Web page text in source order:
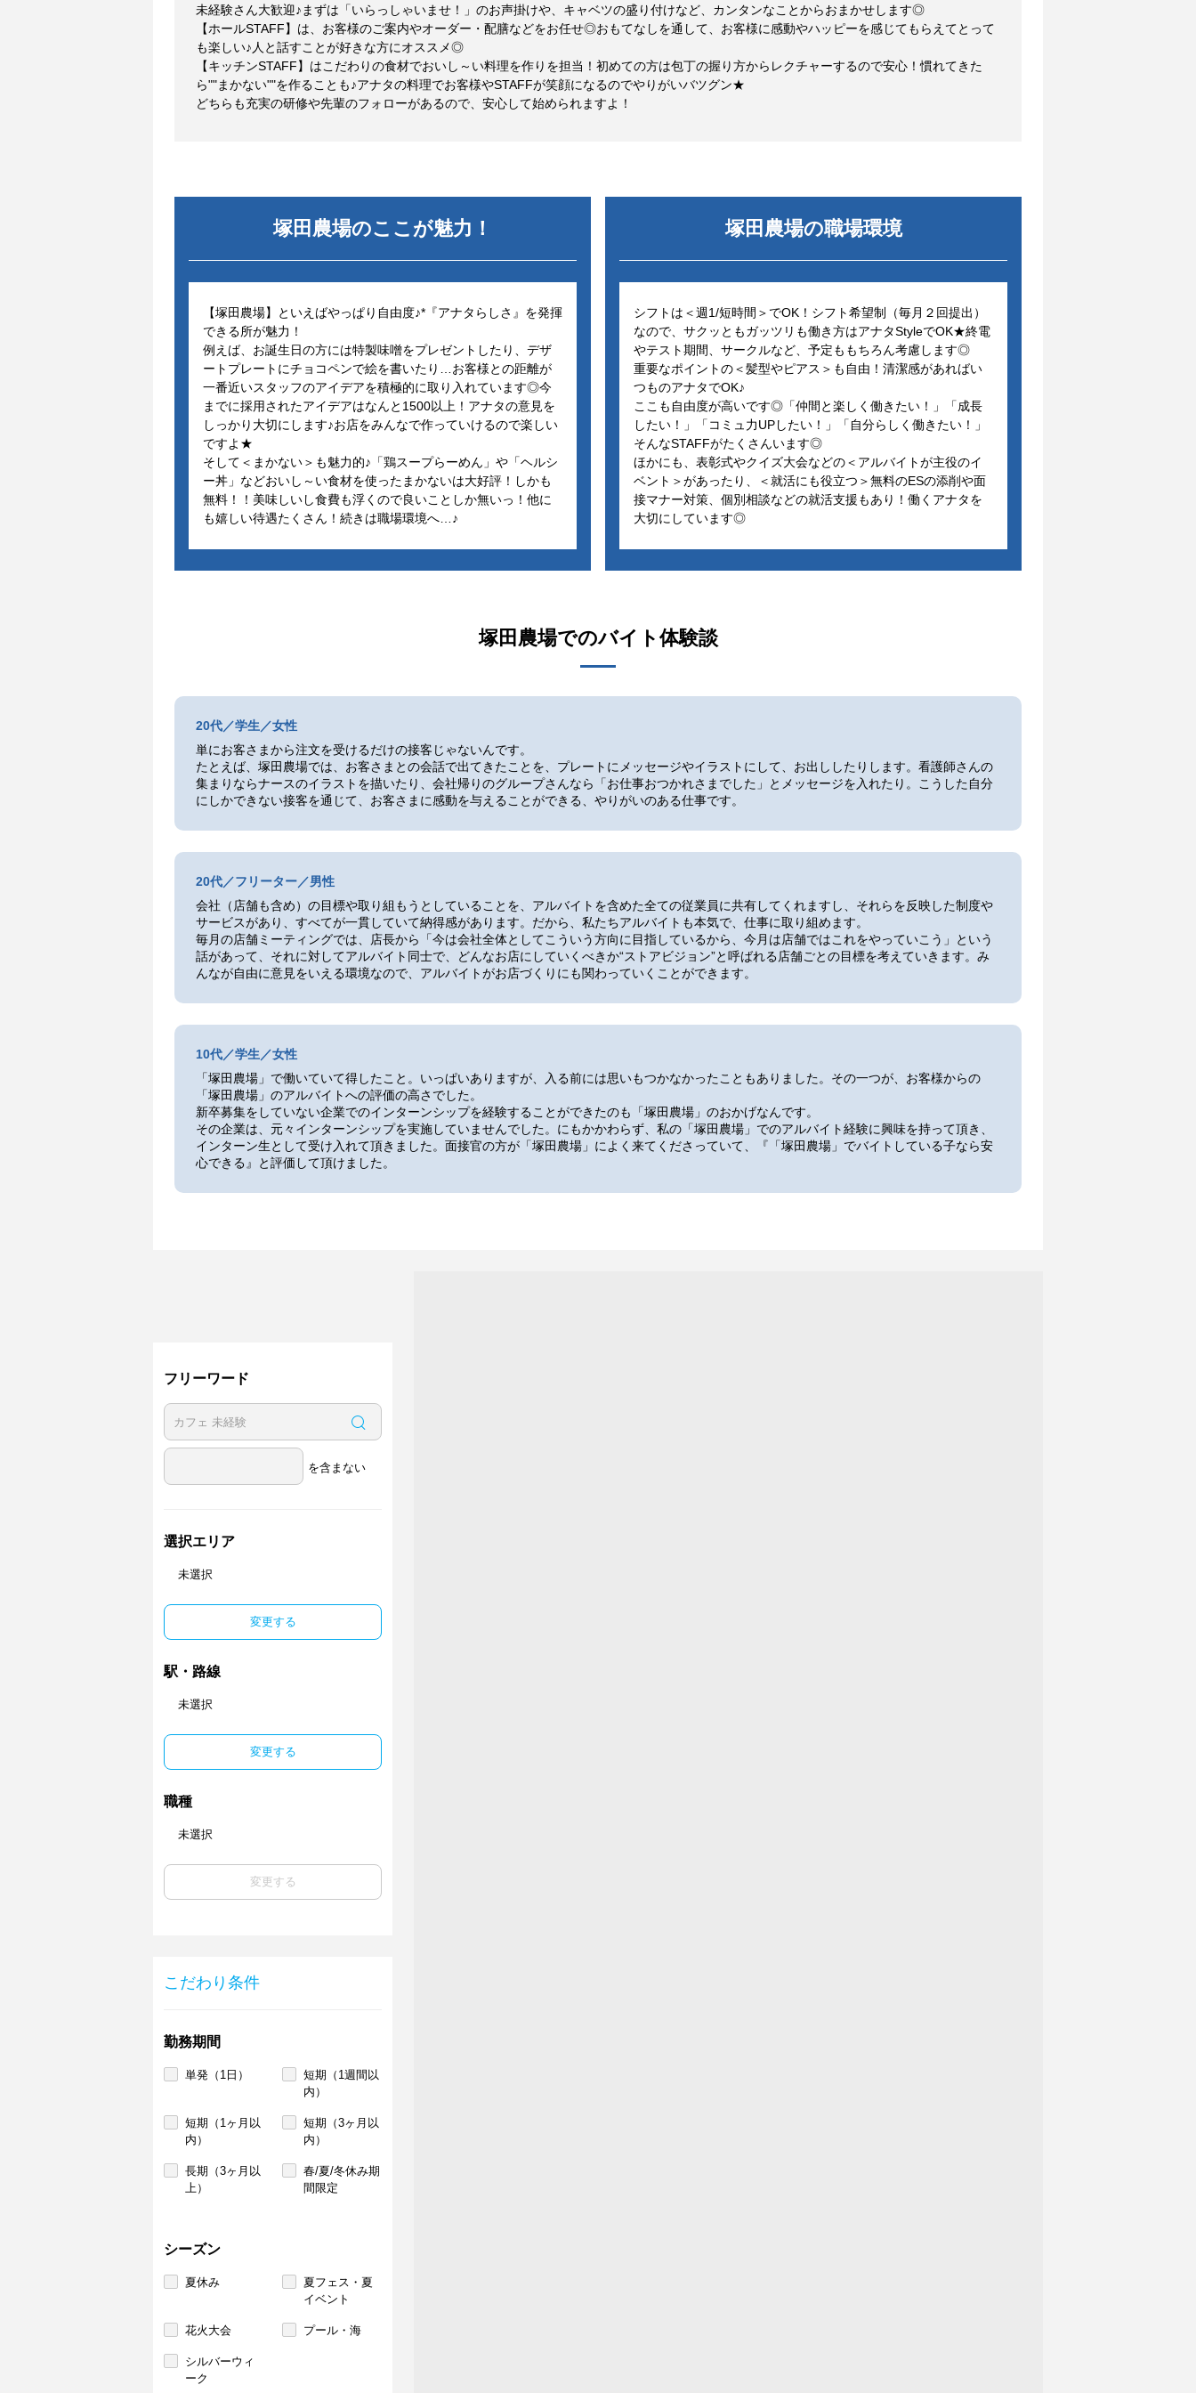
未経験さん大歓迎♪まずは「いらっしゃいませ！」のお声掛けや、キャベツの盛り付けなど、カンタンなことからおまかせします◎
【ホールSTAFF】は、お客様のご案内やオーダー・配膳などをお任せ◎おもてなしを通して、お客様に感動やハッピーを感じてもらえてとって
も楽しい♪人と話すことが好きな方にオススメ◎
【キッチンSTAFF】はこだわりの食材でおいし～い料理を作りを担当！初めての方は包丁の握り方からレクチャーするので安心！慣れてきた
ら""まかない""を作ることも♪アナタの料理でお客様やSTAFFが笑顔になるのでやりがいバツグン★
どちらも充実の研修や先輩のフォローがあるので、安心して始められますよ！
塚田農場のここが魅力！
【塚田農場】といえばやっぱり自由度♪*『アナタらしさ』を発揮
できる所が魅力！
例えば、お誕生日の方には特製味噌をプレゼントしたり、デザ
ートプレートにチョコペンで絵を書いたり…お客様との距離が
一番近いスタッフのアイデアを積極的に取り入れています◎今
までに採用されたアイデアはなんと1500以上！アナタの意見を
しっかり大切にします♪お店をみんなで作っていけるので楽しい
ですよ★
そして＜まかない＞も魅力的♪「鶏スープらーめん」や「ヘルシ
ー丼」などおいし～い食材を使ったまかないは大好評！しかも
無料！！美味しいし食費も浮くので良いことしか無いっ！他に
も嬉しい待遇たくさん！続きは職場環境へ…♪
塚田農場の職場環境
シフトは＜週1/短時間＞でOK！シフト希望制（毎月２回提出）
なので、サクッともガッツリも働き方はアナタStyleでOK★終電
やテスト期間、サークルなど、予定ももちろん考慮します◎
重要なポイントの＜髪型やピアス＞も自由！清潔感があればい
つものアナタでOK♪
ここも自由度が高いです◎「仲間と楽しく働きたい！」「成長
したい！」「コミュ力UPしたい！」「自分らしく働きたい！」
そんなSTAFFがたくさんいます◎
ほかにも、表彰式やクイズ大会などの＜アルバイトが主役のイ
ベント＞があったり、＜就活にも役立つ＞無料のESの添削や面
接マナー対策、個別相談などの就活支援もあり！働くアナタを
大切にしています◎
塚田農場でのバイト体験談
20代／学生／女性
単にお客さまから注文を受けるだけの接客じゃないんです。
たとえば、塚田農場では、お客さまとの会話で出てきたことを、プレートにメッセージやイラストにして、お出ししたりします。看護師さんの
集まりならナースのイラストを描いたり、会社帰りのグループさんなら「お仕事おつかれさまでした」とメッセージを入れたり。こうした自分
にしかできない接客を通じて、お客さまに感動を与えることができる、やりがいのある仕事です。
20代／フリーター／男性
会社（店舗も含め）の目標や取り組もうとしていることを、アルバイトを含めた全ての従業員に共有してくれますし、それらを反映した制度や
サービスがあり、すべてが一貫していて納得感があります。だから、私たちアルバイトも本気で、仕事に取り組めます。
毎月の店舗ミーティングでは、店長から「今は会社全体としてこういう方向に目指しているから、今月は店舗ではこれをやっていこう」という
話があって、それに対してアルバイト同士で、どんなお店にしていくべきか“ストアビジョン”と呼ばれる店舗ごとの目標を考えていきます。み
んなが自由に意見をいえる環境なので、アルバイトがお店づくりにも関わっていくことができます。
10代／学生／女性
「塚田農場」で働いていて得したこと。いっぱいありますが、入る前には思いもつかなかったこともありました。その一つが、お客様からの
「塚田農場」のアルバイトへの評価の高さでした。
新卒募集をしていない企業でのインターンシップを経験することができたのも「塚田農場」のおかげなんです。
その企業は、元々インターンシップを実施していませんでした。にもかかわらず、私の「塚田農場」でのアルバイト経験に興味を持って頂き、
インターン生として受け入れて頂きました。面接官の方が「塚田農場」によく来てくださっていて、『「塚田農場」でバイトしている子なら安
心できる』と評価して頂けました。
フリーワード
を含まない
選択エリア
未選択
変更する
駅・路線
未選択
変更する
職種
未選択
変更する
こだわり条件
勤務期間
単発（1日）
短期（1週間以
内）
短期（1ヶ月以
内）
短期（3ヶ月以
内）
長期（3ヶ月以
上）
春/夏/冬休み期
間限定
シーズン
夏休み
夏フェス・夏
イベント
花火大会 プール・海
シルバーウィ
ーク